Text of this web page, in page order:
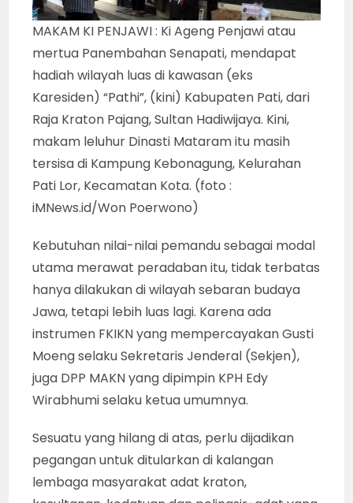
MAKAM KI PENJAWI : Ki Ageng Penjawi atau
mertua Panembahan Senapati, mendapat
hadiah wilayah luas di kawasan (eks
Karesiden) “Pathi”, (kini) Kabupaten Pati, dari
Raja Kraton Pajang, Sultan Hadiwijaya. Kini,
makam leluhur Dinasti Mataram itu masih
tersisa di Kampung Kebonagung, Kelurahan
Pati Lor, Kecamatan Kota. (foto :
iMNews.id/Won Poerwono)
Kebutuhan nilai-nilai pemandu sebagai modal
utama merawat peradaban itu, tidak terbatas
hanya dilakukan di wilayah sebaran budaya
Jawa, tetapi lebih luas lagi. Karena ada
instrumen FKIKN yang mempercayakan Gusti
Moeng selaku Sekretaris Jenderal (Sekjen),
juga DPP MAKN yang dipimpin KPH Edy
Wirabhumi selaku ketua umumnya.
Sesuatu yang hilang di atas, perlu dijadikan
pegangan untuk ditularkan di kalangan
lembaga masyarakat adat kraton,